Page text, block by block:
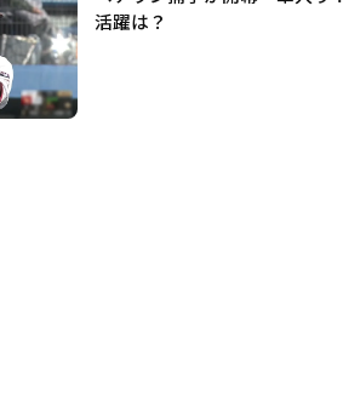
活躍は？